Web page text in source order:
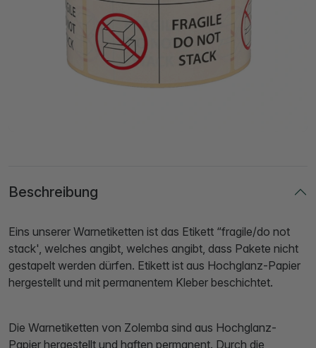
Beschreibung
Eins unserer Warnetiketten ist das Etikett “fragile/do not
stack', welches angibt, welches angibt, dass Pakete nicht
gestapelt werden dürfen. Etikett ist aus Hochglanz-Papier
hergestellt und mit permanentem Kleber beschichtet.
Die Warnetiketten von Zolemba sind aus Hochglanz-
Papier hergestellt und haften permanent. Durch die